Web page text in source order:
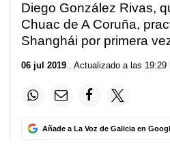
minutes,
seconds
Diego González Rivas,
Chuac de A Coruña,
Shanghái por primera
06 jul 2019 . Actualizado a las 19:29
Añade a La Voz de Galicia en